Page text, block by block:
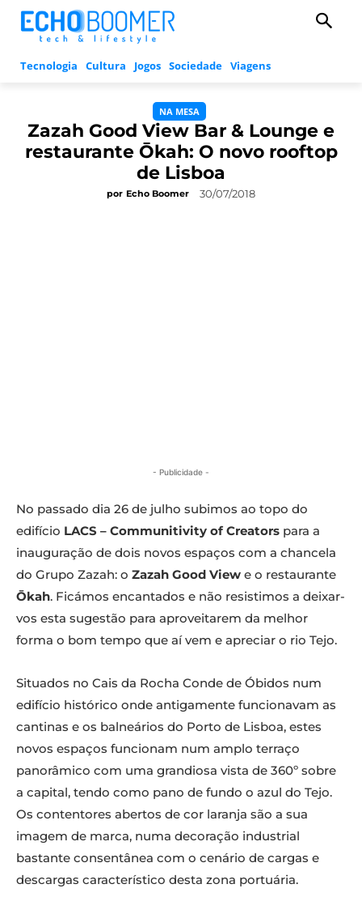
Tecnologia Cultura Jogos Sociedade Viagens
NA MESA
Zazah Good View Bar & Lounge e
restaurante Ōkah: O novo rooftop
de Lisboa
por Echo Boomer 30/07/2018
- Publicidade -
No passado dia 26 de julho subimos ao topo do
edifício LACS – Communitivity of Creators para a
inauguração de dois novos espaços com a chancela
do Grupo Zazah: o Zazah Good View e o restaurante
Ōkah. Ficámos encantados e não resistimos a deixar-
vos esta sugestão para aproveitarem da melhor
forma o bom tempo que aí vem e apreciar o rio Tejo.
Situados no Cais da Rocha Conde de Óbidos num
edifício histórico onde antigamente funcionavam as
cantinas e os balneários do Porto de Lisboa, estes
novos espaços funcionam num amplo terraço
panorâmico com uma grandiosa vista de 360º sobre
a capital, tendo como pano de fundo o azul do Tejo.
Os contentores abertos de cor laranja são a sua
imagem de marca, numa decoração industrial
bastante consentânea com o cenário de cargas e
descargas característico desta zona portuária.